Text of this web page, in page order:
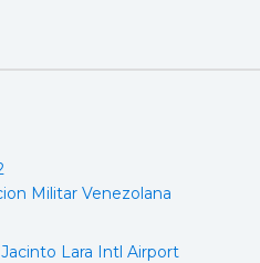
Militar Venezolana
Lara Intl Airport